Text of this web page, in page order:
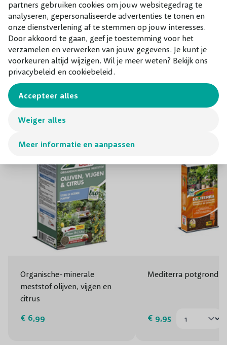
partners gebruiken cookies om jouw websitegedrag te
analyseren, gepersonaliseerde advertenties te tonen en
onze dienstverlening af te stemmen op jouw interesses.
Door akkoord te gaan, geef je toestemming voor het
verzamelen en verwerken van jouw gegevens. Je kunt je
voorkeuren altijd wijzigen. Wil je meer weten? Bekijk ons
privacybeleid en cookiebeleid.
Meer informatie en aanpassen
Weiger alles
Accepteer alles
Er zijn diverse maten op voorraad. Zoek je een specifieke
maat? Vraag ons naar de beschikbaarheid!
Combineer met
Onze aanraders bij dit product
Organische-minerale
meststof olijven, vijgen en
citrus
€ 6,99
Mediterra potgrond
€ 9,95